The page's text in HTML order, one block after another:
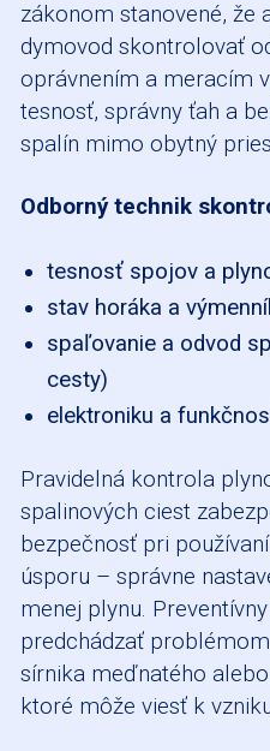
zákonom stanovené, že
dymovod skontrolovať
oprávnením a meracím
tesnosť, správny ťah a
spalín mimo obytný
Odborný technik
tesnosť spojov a
stav horáka a
spaľovanie a odvod
cesty)
elektroniku a
Pravidelná kontrola
spalinových ciest
bezpečnosť pri
úsporu – správne
menej plynu.
predchádzať
sírnika meďnatého
ktoré môže viesť k